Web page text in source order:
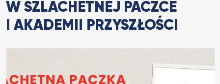
W SZLACHETNEJ PACZCE
I AKADEMII PRZYSZŁOŚCI